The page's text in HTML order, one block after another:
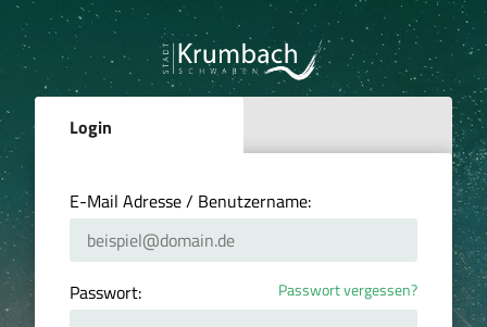
Login
E-Mail Adresse / Benutzername:
Passwort: Passwort vergessen?